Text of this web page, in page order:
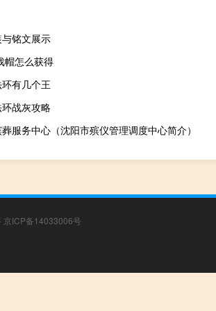
铭文展示
帽怎么获得
有几个王
战灰攻略
服务中心（沈阳市殡仪管理调度中心简介）
京ICP备14033006号